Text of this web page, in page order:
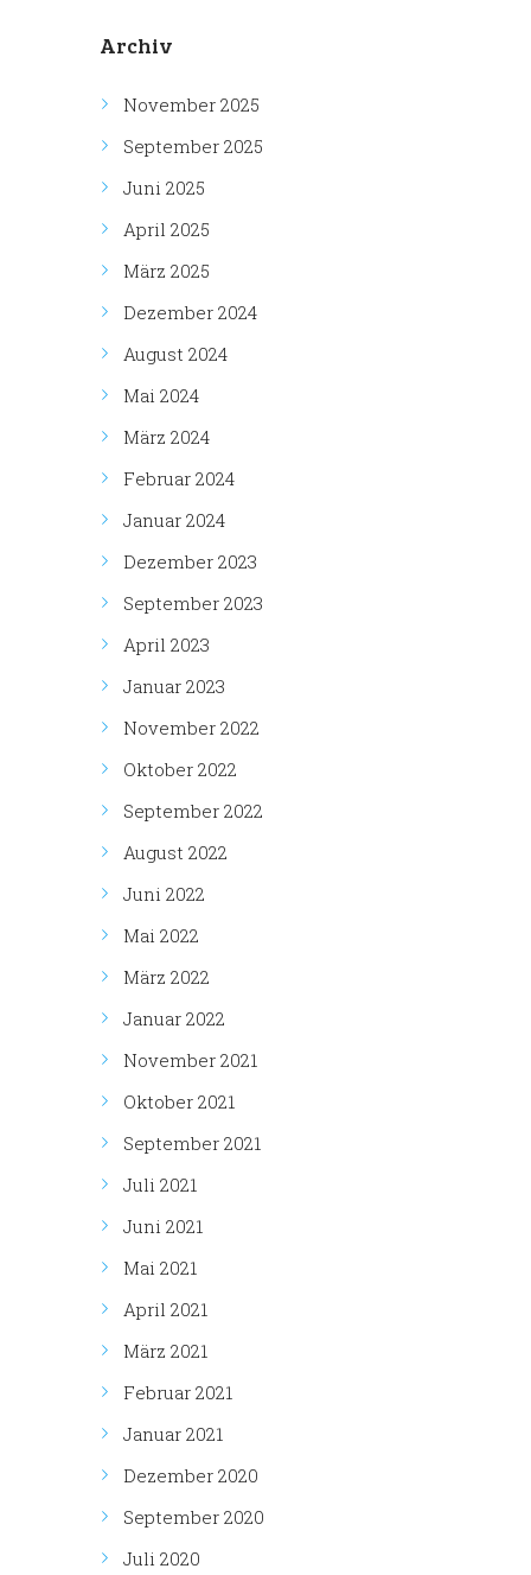
Archiv
November 2025
September 2025
Juni 2025
April 2025
März 2025
Dezember 2024
August 2024
Mai 2024
März 2024
Februar 2024
Januar 2024
Dezember 2023
September 2023
April 2023
Januar 2023
November 2022
Oktober 2022
September 2022
August 2022
Juni 2022
Mai 2022
März 2022
Januar 2022
November 2021
Oktober 2021
September 2021
Juli 2021
Juni 2021
Mai 2021
April 2021
März 2021
Februar 2021
Januar 2021
Dezember 2020
September 2020
Juli 2020